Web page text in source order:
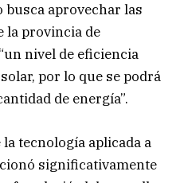
busca aprovechar las
la provincia de
nivel de eficiencia
por lo que se podrá
de energía”.
tecnología aplicada a
significativamente